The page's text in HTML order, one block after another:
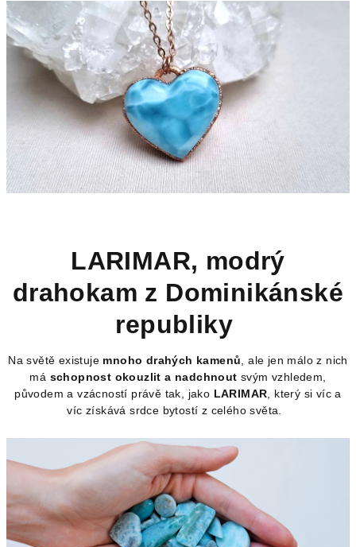
LARIMAR, modrý
drahokam z Dominikánské
republiky
Na světě existuje mnoho drahých kamenů, ale jen málo z nich
má schopnost okouzlit a nadchnout svým vzhledem,
původem a vzácností právě tak, jako LARIMAR, který si víc a
víc získává srdce bytostí z celého světa.